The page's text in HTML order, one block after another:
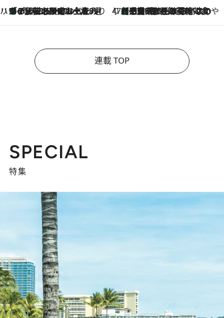
ハワイ賢者 リサのお気に入りリスト2026.8.6
あの伝説の限定トートも！ リニューアルした「ディーン＆デルーカ ハワイ」で必須のお土産8選 47都道府県の手みやげ ひんやりスイーツで夏を満喫
2026.8.6
【三重県】この夏絶対食べたい 冷やしておいしいおやつ3選 お餅×アイスの新感覚スイーツ
連載 TOP
SPECIAL
特集